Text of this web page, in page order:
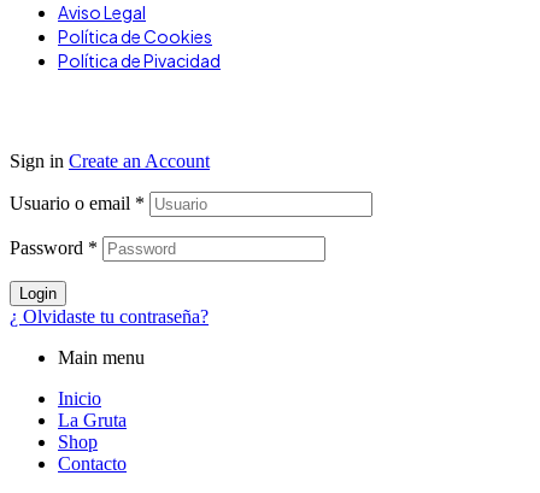
Aviso Legal
Política de Cookies
Política de Pivacidad
Sign in Create an Account
Usuario o email *
Password *
Login
¿ Olvidaste tu contraseña?
Main menu
Inicio
La Gruta
Shop
Contacto